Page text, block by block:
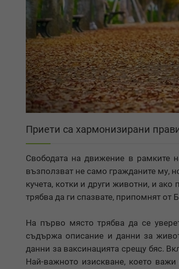
Приети са хармонизирани
Свободата на движение в рамките
възползват не само гражданите му,
кучета, котки и други животни, и
трябва да ги спазвате, припомнят от
На първо място трябва да се
съдържа описание и данни за
данни за ваксинацията срещу бяс.
Най-важното изискване, което